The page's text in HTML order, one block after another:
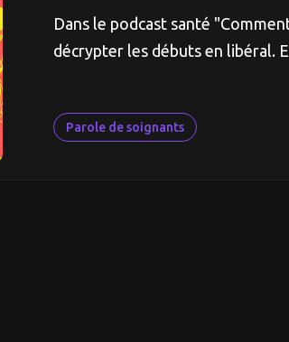
Dans le podcast santé
décrypter les débuts en libéral.
Parole de soignants